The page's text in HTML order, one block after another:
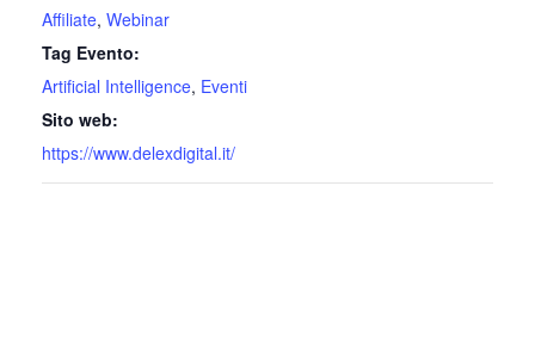
Affiliate, Webinar
Tag Evento:
Artificial Intelligence, Eventi
Sito web:
https://www.delexdigital.it/